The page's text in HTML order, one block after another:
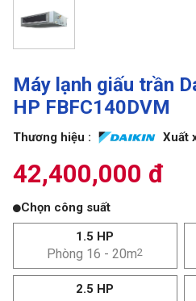
Máy lạnh giấu trần
HP FBFC140DVM
Thương hiệu : Xuất
42,400,000 đ
Chọn công suất
1.5 HP
Phòng 16 - 20m2
2.5 HP